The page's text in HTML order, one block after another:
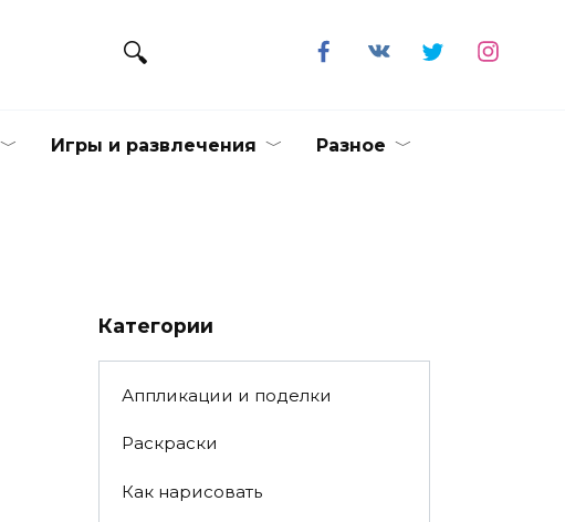
Игры и развлечения Разное
Категории
Аппликации и поделки
Раскраски
Как нарисовать